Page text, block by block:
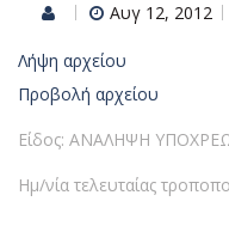
Αυγ 12, 2012
Λήψη αρχείου
Προβολή αρχείου
Είδος: ΑΝΑΛΗΨΗ
Ημ/νία τελευταίας